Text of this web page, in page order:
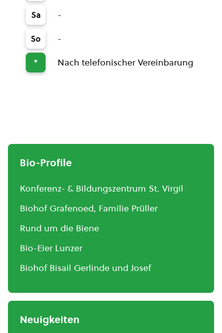
Sa -
So -
* Nach telefonischer Vereinbarung
Bio-Profile
Konferenz- & Bildungszentrum St. Virgil
Biohof Grafenoed, Familie Prüller
Rund um die Biene
Bio-Eier Lunzer
Biohof Bisail Gerlinde und Josef
Neuigkeiten